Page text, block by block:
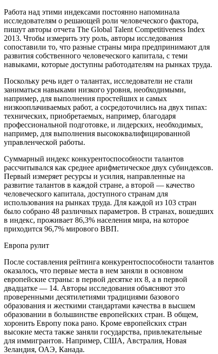
Работа над этими индексами постоянно напоминала
исследователям о решающей роли человеческого фактора,
пишут авторы отчета The Global Talent Competitiveness Index
2013. Чтобы измерить эту роль, авторы исследования
сопоставили то, что разные страны мира предпринимают для
развития собственного человеческого капитала, с теми
навыками, которые доступны работодателям на рынках труда.
Поскольку речь идет о талантах, исследователи не стали
заниматься навыками низкого уровня, необходимыми,
например, для выполнения простейших и самых
низкооплачиваемых работ, а сосредоточились на двух типах:
технических, приобретаемых, например, благодаря
профессиональной подготовке, и лидерских, необходимых,
например, для выполнения высококвалифицированной
управленческой работы.
Суммарный индекс конкурентоспособности талантов
рассчитывался как среднее арифметическое двух субиндексов.
Первый измеряет ресурсы и усилия, направленные на
развитие талантов в каждой стране, а второй — качество
человеческого капитала, доступного странам для
использования на рынках труда. Для каждой из 103 стран
было собрано 48 различных параметров. В странах, вошедших
в индекс, проживает 86,3% населения мира, на которое
приходится 96,7% мирового ВВП.
Европа рулит
После составления рейтинга конкурентоспособности талантов
оказалось, что первые места в нем заняли в основном
европейские страны: в первой десятке их 8, а в первой
двадцатке — 14. Авторы исследования объясняют это
проверенными десятилетиями традициями базового
образования и жесткими стандартами качества в высшем
образовании в большинстве европейских стран. В общем,
хоронить Европу пока рано. Кроме европейских стран
высокие места также заняли государства, привлекательные
для иммигрантов. Например, США, Австралия, Новая
Зеландия, ОАЭ, Канада.